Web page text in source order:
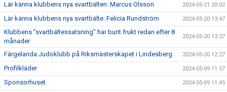
Lär känna klubbens nya svartbälten: Marcus Olsson 2024-05-21 20:02
Lär känna klubbens nya svartbälte: Felicia Rundström 2024-05-20 13:47
Klubbens ”svartbältessatsning” har burit frukt redan efter 8
månader
2024-05-20 13:27
Färgelanda Judoklubb på Riksmästerskapet i Lindesberg 2024-05-20 12:27
Profilkläder 2024-05-09 11:57
Sponsorhuset 2024-05-09 11:45